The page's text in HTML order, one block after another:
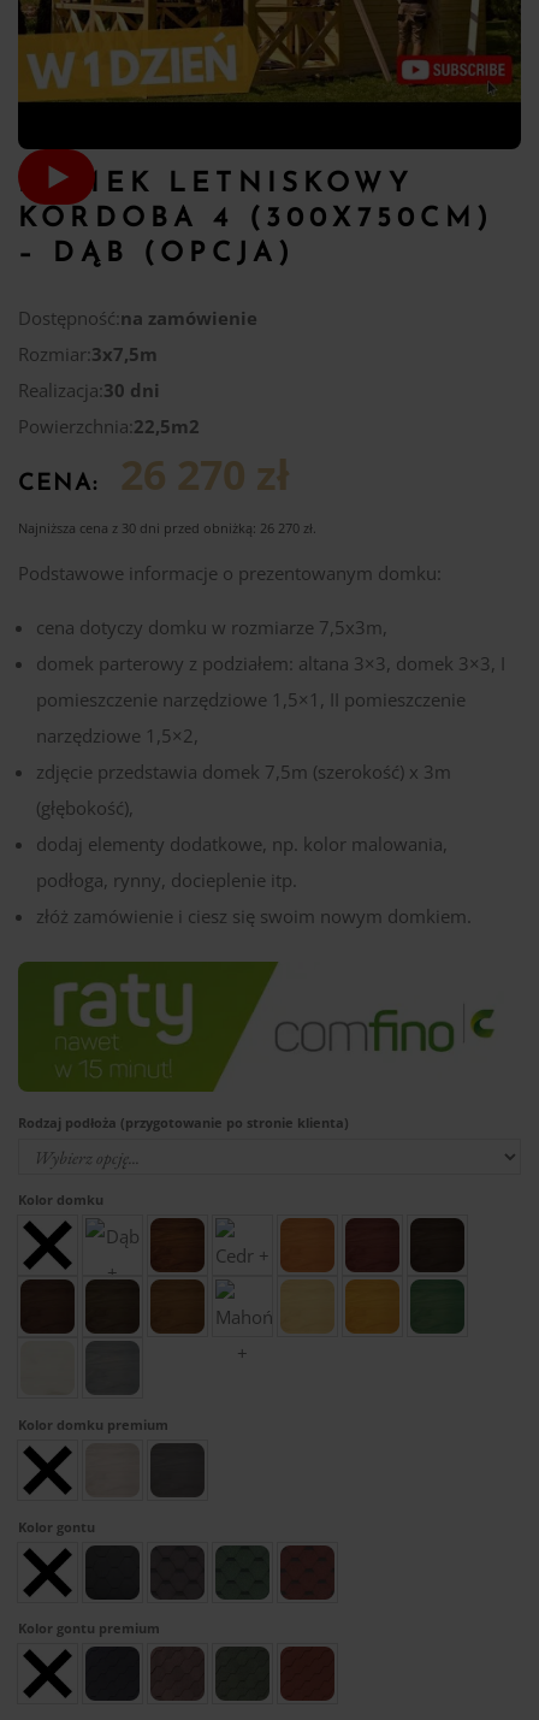
DOMEK LETNISKOWY
KORDOBA 4 (300X750CM)
– DĄB (OPCJA)
Dostępność:na zamówienie
Rozmiar:3x7,5m
Realizacja:30 dni
Powierzchnia:22,5m2
CENA: 26 270 zł
Najniższa cena z 30 dni przed obniżką: 26 270 zł.
Podstawowe informacje o prezentowanym domku:
cena dotyczy domku w rozmiarze 7,5x3m,
domek parterowy z podziałem: altana 3×3, domek 3×3, I
pomieszczenie narzędziowe 1,5×1, II pomieszczenie
narzędziowe 1,5×2,
zdjęcie przedstawia domek 7,5m (szerokość) x 3m
(głębokość),
dodaj elementy dodatkowe, np. kolor malowania,
podłoga, rynny, docieplenie itp.
złóż zamówienie i ciesz się swoim nowym domkiem.
Rodzaj podłoża (przygotowanie po stronie klienta)
Kolor domku
Kolor domku premium
Kolor gontu
Kolor gontu premium